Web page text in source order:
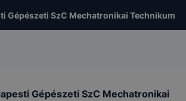
Gépészeti SzC Mechatronikai Technikum
Gépészeti SzC Mechatronikai